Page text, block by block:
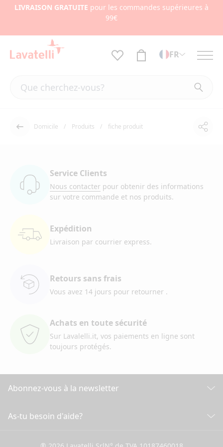
LIVRAISON GRATUITE pour les commandes supérieures à
99€
FR
Dos Domicile Produits fiche produit
Service Clients
Nous contacter pour obtenir des informations
sur votre commande et nos produits.
Expédition
Livraison par courrier express.
Retours sans frais
Vous avez 14 jours pour retourner .
Achats en toute sécurité
Sur Lavalelli.it, vos paiements en ligne sont
toujours protégés.
Abonnez-vous à la newsletter
As-tu besoin d'aide?